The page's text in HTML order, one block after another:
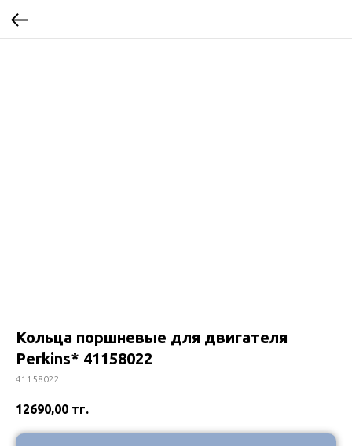
Кольца поршневые для двигателя
Perkins* 41158022
41158022
12690,00 тг.